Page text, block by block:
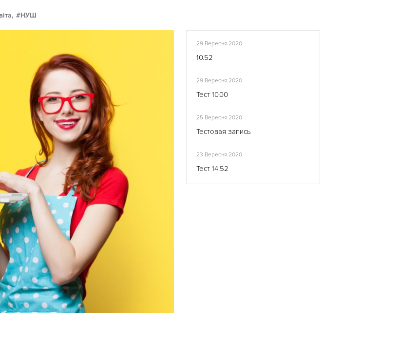
НУШ
29 Вересня 2020
10.52
29 Вересня 2020
Тест 10.00
25 Вересня 2020
Тестовая запись
23 Вересня 2020
Тест 14.52